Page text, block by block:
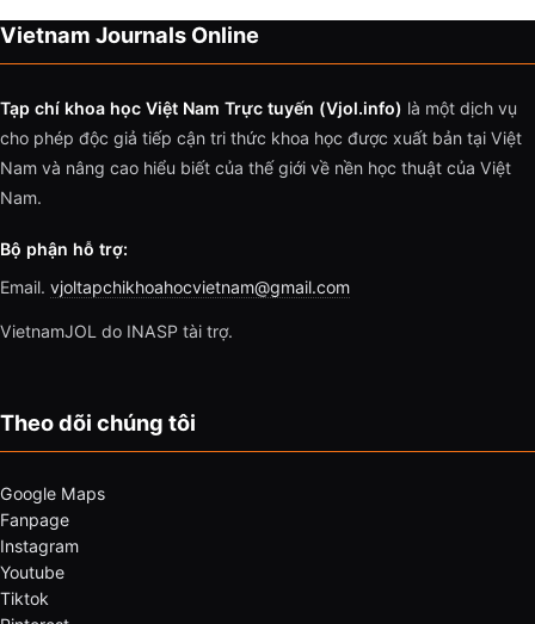
Vietnam Journals Online
Tạp chí khoa học Việt Nam Trực tuyến (Vjol.info) là một dịch vụ
cho phép độc giả tiếp cận tri thức khoa học được xuất bản tại Việt
Nam và nâng cao hiểu biết của thế giới về nền học thuật của Việt
Nam.
Bộ phận hỗ trợ:
Email. vjoltapchikhoahocvietnam@gmail.com
VietnamJOL do INASP tài trợ.
Theo dõi chúng tôi
Google Maps
Fanpage
Instagram
Youtube
Tiktok